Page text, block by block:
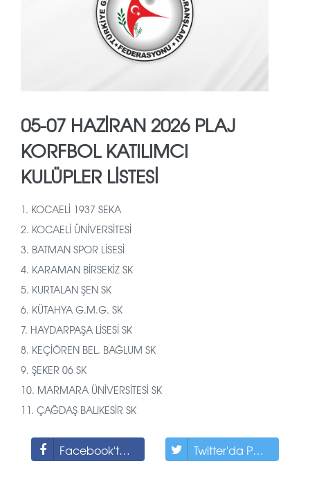
05-07 HAZİRAN 2026 PLAJ
KORFBOL KATILIMCI
KULÜPLER LİSTESİ
1. KOCAELİ 1937 SEKA
2. KOCAELİ ÜNİVERSİTESİ
3. BATMAN SPOR LİSESİ
4. KARAMAN BİRSEKİZ SK
5. KURTALAN ŞEN SK
6. KÜTAHYA G.M.G. SK
7. HAYDARPAŞA LİSESİ SK
8. KEÇİÖREN BEL. BAĞLUM SK
9. ŞEKER 06 SK
10. MARMARA ÜNİVERSİTESİ SK
11. ÇAĞDAŞ BALIKESİR SK
Facebook'ta Paylaş Twitter'da Paylaş